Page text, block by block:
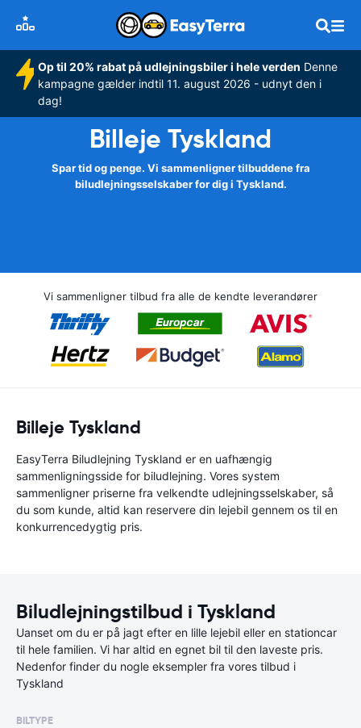
Op til 20% rabat på udlejningsbiler i hele verden Denne
kampagne gælder indtil 11. august 2026 - udnyt den i
dag!
Billeje Tyskland
Spar tid og penge. Vi sammenligner tilbuddene fra
biludlejningsselskaber for dig i Tyskland.
Vi sammenligner tilbud fra alle de kendte leverandører
Billeje Tyskland
EasyTerra Biludlejning Tyskland er en uafhængig
sammenligningsside for biludlejning. Vores system
sammenligner priserne fra velkendte udlejningsselskaber, så
du som kunde, altid kan reservere din lejebil gennem os til en
konkurrencedygtig pris.
Biludlejningstilbud i Tyskland
Uanset om du er på jagt efter en lille lejebil eller en stationcar
til hele familien. Vi har altid en egnet bil til den laveste pris.
Nedenfor finder du nogle eksempler fra vores tilbud i
Tyskland
BILTYPE